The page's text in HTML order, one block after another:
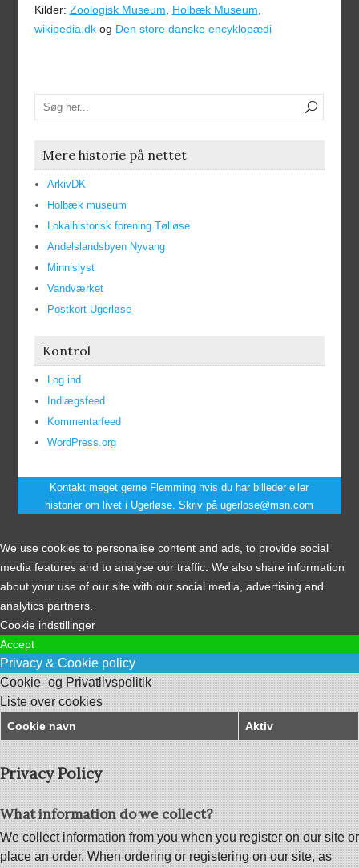
Kilder: Zoologisk Museum, Holbæk Museum,
wikipedia.dkog Den store danske encyklopædi
Mere historie på nettet
ArkivDK
Holbæk museum
Lokalhistorisk forening Tølløse
Andelslandsbyen Nyvang
Minnislyst
Vandværket
Postkort Ugerløse
Kontrol
Log ind
Indlægsfeed
Kommentarfeed
WordPress.org
Kontakt meget gerne Flemming hvis du har billeder eller
historier om livet i Ugerløse. Skriv på ugerlose@msn.com
We use cookies to personalise content and ads, to provide social
media features and to analyse our traffic. We also share information
about your use of our site with our social media, advertising and
analytics partners.
Cookie indstillinger
Accept
Privacy & Cookie policy
Cookie- og Privatlivspolitik
Liste over cookies
Cookie navn Aktiv
Privacy Policy
What information do we collect?
We collect information from you when you register on our site or
place an order. When ordering or registering on our site, as